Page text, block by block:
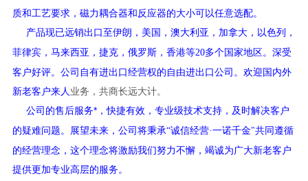
质和工艺要求，磁力耦合器和反应器的大小可以任意选配。
产品现已远销出口至伊朗，美国，澳大利亚，加拿大，以色列，
菲律宾，马来西亚，捷克，俄罗斯，香港等20多个国家地区。深受
客户好评。公司自有进出口经营权的自由进出口公司。欢迎国内外
新老客户来人 业务，共商长远大计。
公司的售后服务*，快捷有效，专业级技术支持，及时解决客户
的疑难问题。展望未来，公司将秉承“诚信经营·一诺千金"共同遵循
的经营理念，这个理念将激励我们努力不懈，竭诚为广大新老客户
提供更加专业高层的服务。